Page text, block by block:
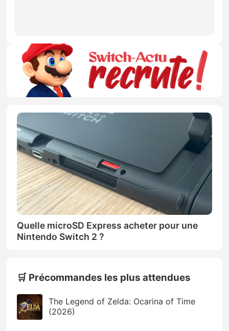
Quelle microSD Express acheter pour une
Nintendo Switch 2 ?
🛒 Précommandes les plus attendues
The Legend of Zelda: Ocarina of Time
(2026)